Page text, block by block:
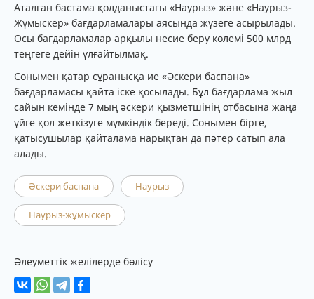
Аталған бастама қолданыстағы «Наурыз» және «Наурыз-
Жұмыскер» бағдарламалары аясында жүзеге асырылады.
Осы бағдарламалар арқылы несие беру көлемі 500 млрд
теңгеге дейін ұлғайтылмақ.
Сонымен қатар сұранысқа ие «Әскери баспана»
бағдарламасы қайта іске қосылады. Бұл бағдарлама жыл
сайын кемінде 7 мың әскери қызметшінің отбасына жаңа
үйге қол жеткізуге мүмкіндік береді. Сонымен бірге,
қатысушылар қайталама нарықтан да пәтер сатып ала
алады.
Әскери баспана Наурыз
Наурыз-жұмыскер
Әлеуметтік желілерде бөлісу